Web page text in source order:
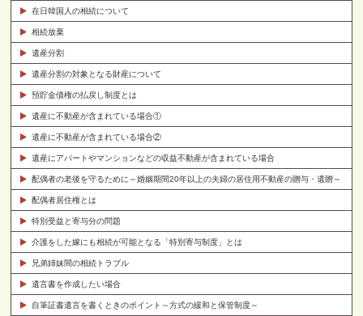
在日韓国人の相続について
相続放棄
遺産分割
遺産分割の対象となる財産について
預貯金債権の払戻し制度とは
遺産に不動産が含まれている場合①
遺産に不動産が含まれている場合②
遺産にアパートやマンションなどの収益不動産が含まれている場合
配偶者の老後を守るために～婚姻期間20年以上の夫婦の居住用不動産の贈与・遺贈～
配偶者居住権とは
特別受益と寄与分の問題
介護をした嫁にも相続が可能となる「特別寄与制度」とは
兄弟姉妹間の相続トラブル
遺言書を作成したい場合
自筆証書遺言を書くときのポイント～方式の緩和と保管制度～